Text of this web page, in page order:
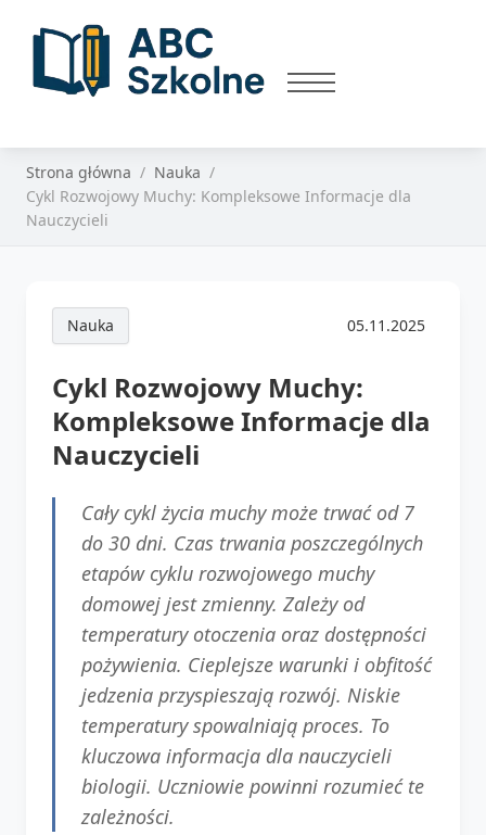
Strona główna
Nauka
Cykl Rozwojowy Muchy: Kompleksowe Informacje dla
Nauczycieli
Nauka 05.11.2025
Cykl Rozwojowy Muchy:
Kompleksowe Informacje dla
Nauczycieli
Cały cykl życia muchy może trwać od 7
do 30 dni. Czas trwania poszczególnych
etapów cyklu rozwojowego muchy
domowej jest zmienny. Zależy od
temperatury otoczenia oraz dostępności
pożywienia. Cieplejsze warunki i obfitość
jedzenia przyspieszają rozwój. Niskie
temperatury spowalniają proces. To
kluczowa informacja dla nauczycieli
biologii. Uczniowie powinni rozumieć te
zależności.